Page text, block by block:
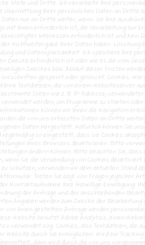
Stelle und Dritte. Ich verarbeite Ihre
Übermittlung Ihrer persönlichen Daten an
nur an Dritte weiter, wenn: Sie Ihre
mit Ihnen erforderlich ist, die Verarbeitung zur
berechtigter Interessen erforderlich ist und kein
Nichtweitergabe Ihrer Daten haben. Löschung
und Datensparsamkeit. Ich speichere Ihre
Zwecke erforderlich ist oder wie es die vom
Zweckes bzw. Ablauf dieser Fristen
Vorschriften gesperrt oder gelöscht. Cookies: Wie
kleine Textdateien, die von einem
bestimmte Daten wie z. B. IP-Adresse,
werden, um Programme zu starten
können wir Ihnen die Navigation
die von uns erfassten Daten an Dritte
Daten hergestellt. Natürlich können Sie
regelmäßig so eingestellt, dass sie Cookies
Ihres Browsers deaktivieren. Bitte
ändern können. Bitte beachten Sie,
wenn Sie die Verwendung von Cookies
zu schützen, verwenden wir dem aktuellen Stand
Treten Sie bzgl. von Fragen jeglicher
der Kontaktaufnahme Ihre freiwillige Einwilligung.
der Anfrage und der anschließenden
Angaben werden zum Zwecke der
von Ihnen gestellten Anfrage werden
Website benutzt Adobe Analytics, einen
verwendet sog. Cookies, also Textdateien, die
Website durch Sie ermöglichen. Wird ein
dann wird durch die von uns